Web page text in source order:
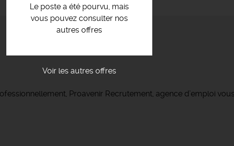
Le poste a été pourvu, mais
vous pouvez consulter nos
autres offres
Voir les autres offres
Proavenir Recrutement, agence d’emploi